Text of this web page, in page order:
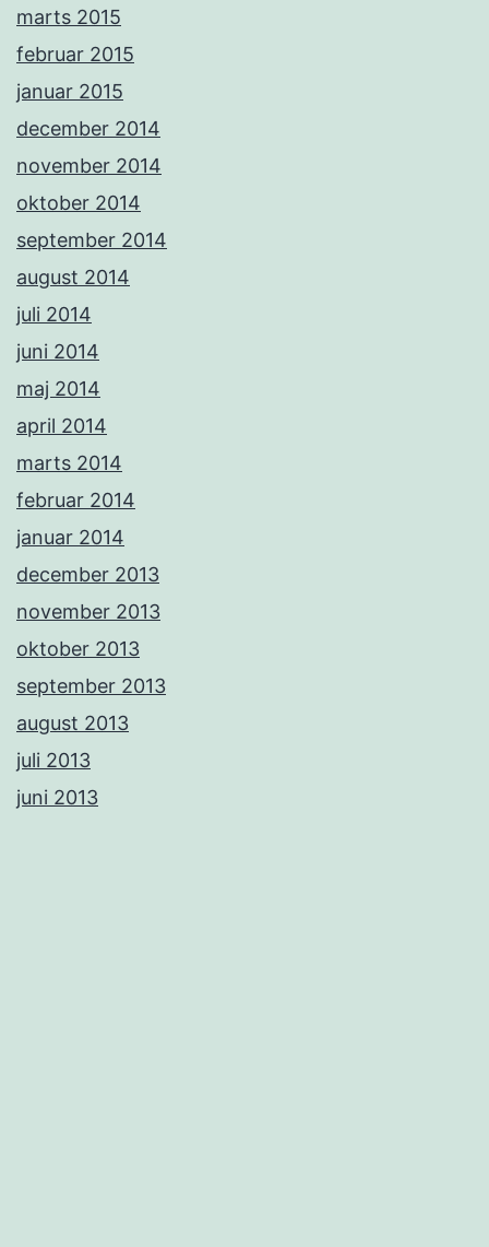
marts 2015
februar 2015
januar 2015
december 2014
november 2014
oktober 2014
september 2014
august 2014
juli 2014
juni 2014
maj 2014
april 2014
marts 2014
februar 2014
januar 2014
december 2013
november 2013
oktober 2013
september 2013
august 2013
juli 2013
juni 2013